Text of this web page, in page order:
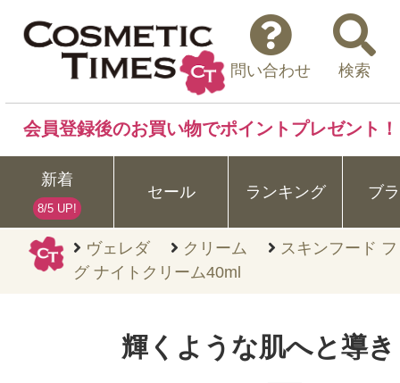
ヴェレダ クリーム
スキンフード
グ ナイトクリーム40ml
問い合わせ 検索
会員登録後のお買い物でポイントプレゼント！
新着
8/5 UP!
セール ランキング ブ
輝くような肌へと導